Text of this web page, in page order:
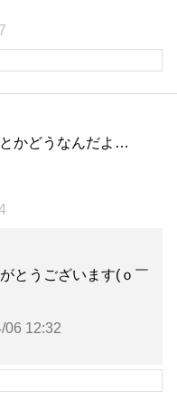
かどうなんだよ…
とうございます(ｏ￣
06 12:32